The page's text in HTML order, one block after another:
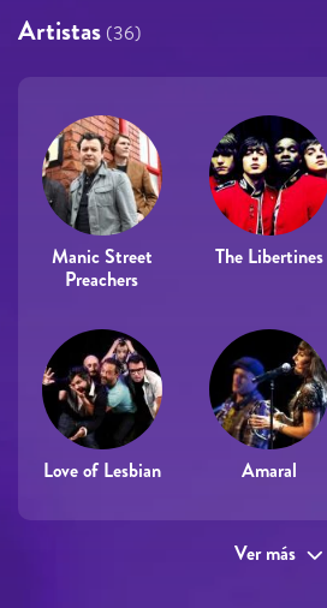
Artistas (36)
Manic Street
Preachers
The Libertines
Love of Lesbian Amaral
Ver más